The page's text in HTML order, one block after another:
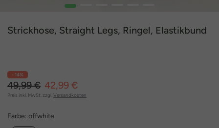
1
Strickhose, Straight Legs, Ringel, Elastikbund
- 14%
49,99 € 42,99 €
Preis inkl. MwSt. zzgl. Versandkosten
Farbe: offwhite